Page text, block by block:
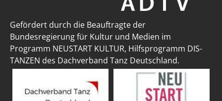
Gefördert durch die Beauftragte der
Bundesregierung für Kultur und Medien im
Programm NEUSTART KULTUR, Hilfsprogramm DIS-
TANZEN des Dachverband Tanz Deutschland.